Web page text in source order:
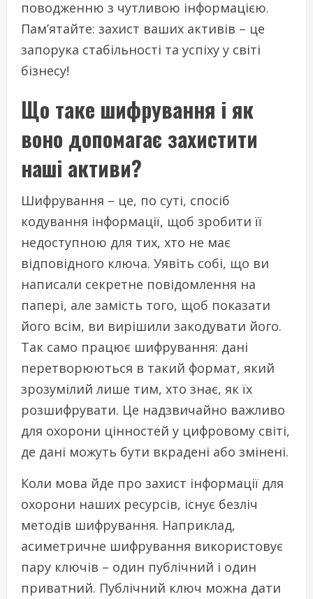
поводженню з чутливою інформацією.
Пам’ятайте: захист ваших активів – це
запорука стабільності та успіху у світі
бізнесу!
Що таке шифрування і як
воно допомагає захистити
наші активи?
Шифрування – це, по суті, спосіб
кодування інформації, щоб зробити її
недоступною для тих, хто не має
відповідного ключа. Уявіть собі, що ви
написали секретне повідомлення на
папері, але замість того, щоб показати
його всім, ви вирішили закодувати його.
Так само працює шифрування: дані
перетворюються в такий формат, який
зрозумілий лише тим, хто знає, як їх
розшифрувати. Це надзвичайно важливо
для охорони цінностей у цифровому світі,
де дані можуть бути вкрадені або змінені.
Коли мова йде про захист інформації для
охорони наших ресурсів, існує безліч
методів шифрування. Наприклад,
асиметричне шифрування використовує
пару ключів – один публічний і один
приватний. Публічний ключ можна дати